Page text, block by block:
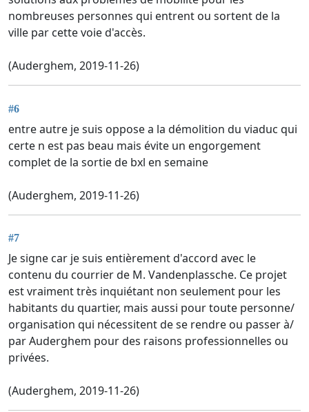
nombreuses personnes qui entrent ou sortent de la
ville par cette voie d'accès.
(Auderghem, 2019-11-26)
#6
entre autre je suis oppose a la démolition du viaduc qui
certe n est pas beau mais évite un engorgement
complet de la sortie de bxl en semaine
(Auderghem, 2019-11-26)
#7
Je signe car je suis entièrement d'accord avec le
contenu du courrier de M. Vandenplassche. Ce projet
est vraiment très inquiétant non seulement pour les
habitants du quartier, mais aussi pour toute personne/
organisation qui nécessitent de se rendre ou passer à/
par Auderghem pour des raisons professionnelles ou
privées.
(Auderghem, 2019-11-26)